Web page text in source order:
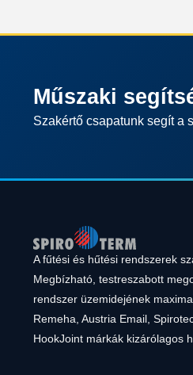
Műszaki
Szakértő csapatunk segít a
A fűtési és hűtési rendszerek
Megbízható, testreszabott
rendszer üzemidejének
Remeha, Austria Email,
HookJoint márkák kizárólagos